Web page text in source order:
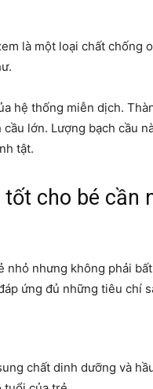
là một loại chất chống
hệ thống miễn dịch.
lớn. Lượng bạch cầu
tật.
cho bé cần
nhưng không phải
ứng đủ những tiêu chí
chất dinh dưỡng và